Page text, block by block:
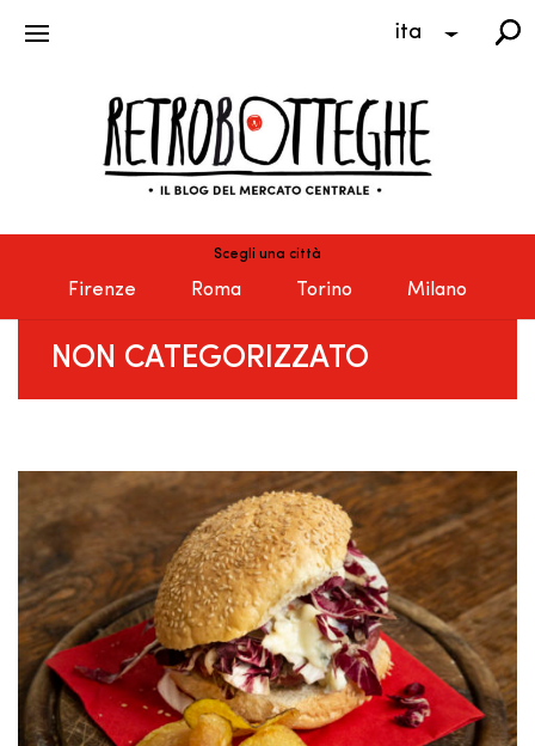
ita
Scegli una città
Firenze Roma Torino Milano
NON CATEGORIZZATO